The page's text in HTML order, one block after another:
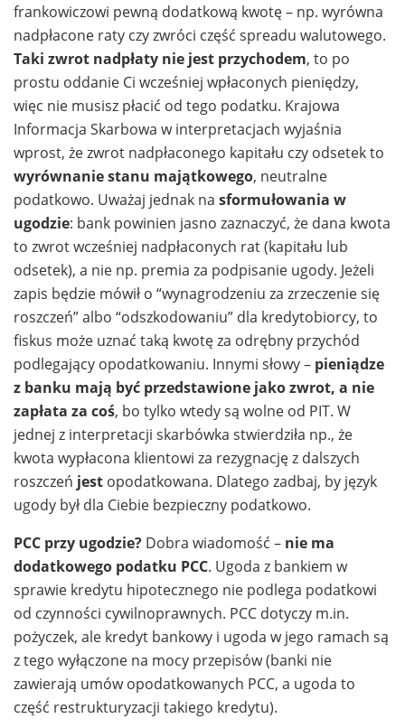
frankowiczowi pewną dodatkową kwotę – np. wyrówna
nadpłacone raty czy zwróci część spreadu walutowego.
Taki zwrot nadpłaty nie jest przychodem, to po
prostu oddanie Ci wcześniej wpłaconych pieniędzy,
więc nie musisz płacić od tego podatku. Krajowa
Informacja Skarbowa w interpretacjach wyjaśnia
wprost, że zwrot nadpłaconego kapitału czy odsetek to
wyrównanie stanu majątkowego, neutralne
podatkowo. Uważaj jednak na sformułowania w
ugodzie: bank powinien jasno zaznaczyć, że dana kwota
to zwrot wcześniej nadpłaconych rat (kapitału lub
odsetek), a nie np. premia za podpisanie ugody. Jeżeli
zapis będzie mówił o “wynagrodzeniu za zrzeczenie się
roszczeń” albo “odszkodowaniu” dla kredytobiorcy, to
fiskus może uznać taką kwotę za odrębny przychód
podlegający opodatkowaniu. Innymi słowy – pieniądze
z banku mają być przedstawione jako zwrot, a nie
zapłata za coś, bo tylko wtedy są wolne od PIT. W
jednej z interpretacji skarbówka stwierdziła np., że
kwota wypłacona klientowi za rezygnację z dalszych
roszczeń jest opodatkowana. Dlatego zadbaj, by język
ugody był dla Ciebie bezpieczny podatkowo.
PCC przy ugodzie? Dobra wiadomość – nie ma
dodatkowego podatku PCC. Ugoda z bankiem w
sprawie kredytu hipotecznego nie podlega podatkowi
od czynności cywilnoprawnych. PCC dotyczy m.in.
pożyczek, ale kredyt bankowy i ugoda w jego ramach są
z tego wyłączone na mocy przepisów (banki nie
zawierają umów opodatkowanych PCC, a ugoda to
część restrukturyzacji takiego kredytu).